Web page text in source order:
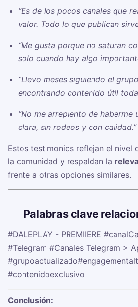
“Es de los pocos canales que
valor. Todo lo que publican
“Me gusta porque no saturan
solo cuando hay algo
“Llevo meses siguiendo el
encontrando contenido útil
“No me arrepiento de haberme
clara, sin rodeos y con calidad.”
Estos testimonios reflejan el nivel
la comunidad y respaldan la
frente a otras opciones similares.
Palabras clave
#DALEPLAY - PREMIIERE
#Telegram #Canales Telegram >
#grupoactualizado
#contenidoexclusivo
Conclusión: